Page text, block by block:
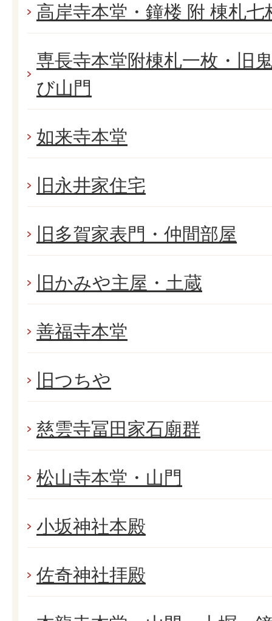
高岸寺本堂・鐘楼 附 棟札七
専長寺本堂附棟札一枚・旧
び山門
如来寺本堂
旧永井家住宅
旧多賀家表門・仲間部屋
旧かみや主屋・土蔵
善福寺本堂
旧つちや
慈雲寺冨田家石廟群
松山寺本堂・山門
小坂神社本殿
佐奇神社拝殿